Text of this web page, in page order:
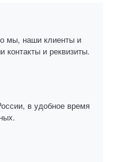
мы, наши клиенты и
и реквизиты.
в удобное время